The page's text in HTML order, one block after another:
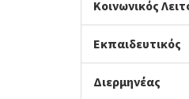
Κοινωνικός
Εκπαιδευτικός
Διερμηνέας